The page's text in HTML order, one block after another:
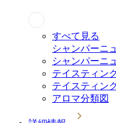
すべて見る
シャンパーニ
シャンパーニ
テイスティン
テイスティン
アロマ分類図